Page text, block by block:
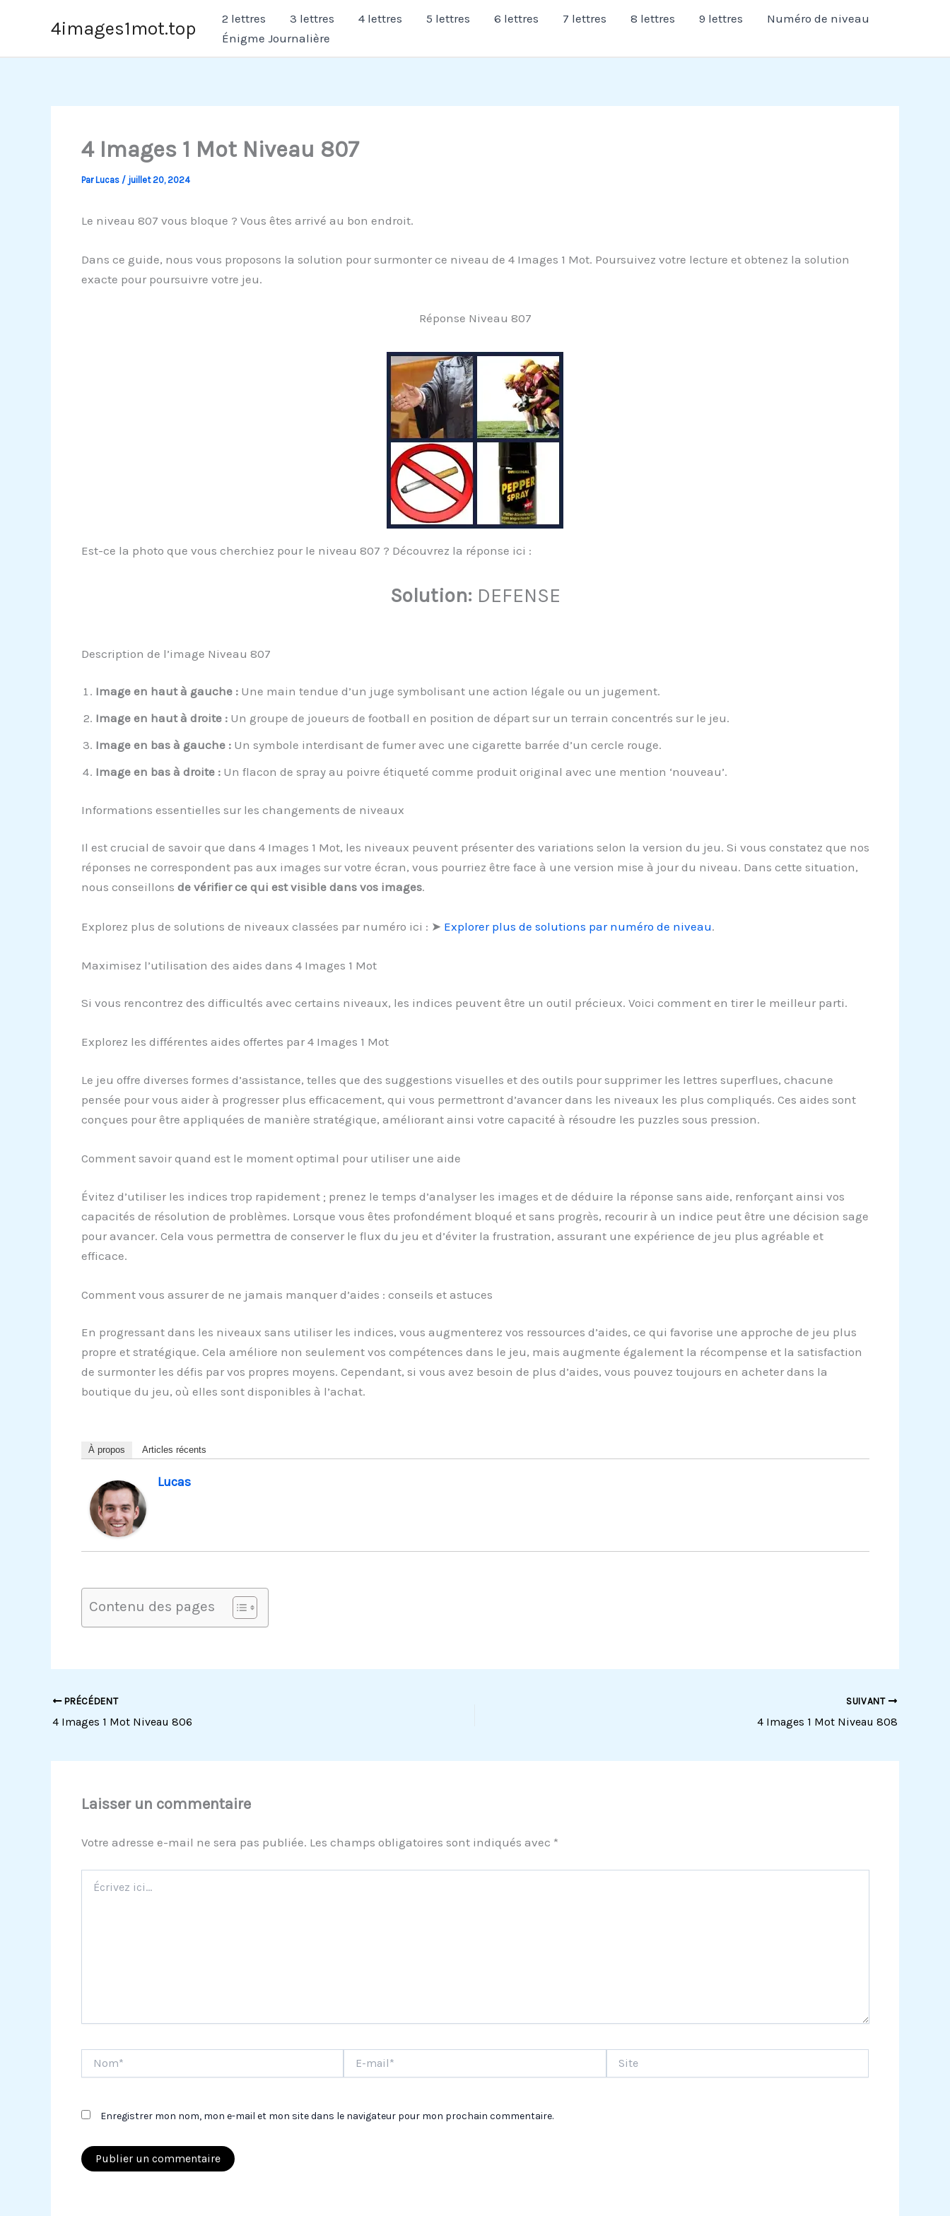
4images1mot.top 2 lettres 3 lettres 4 lettres 5 lettres 6 lettres 7 lettres 8 lettres 9 lettres
Numéro de niveau
Énigme Journalière
4 Images 1 Mot Niveau 807
ParLucas / juillet 20, 2024
Le niveau 807 vous bloque ? Vous êtes arrivé au bon endroit.
Dans ce guide, nous vous proposons la solution pour surmonter ce niveau de 4 Images 1 Mot. Poursuivez votre lecture et obtenez la solution
exacte pour poursuivre votre jeu.
Réponse Niveau 807
Est-ce la photo que vous cherchiez pour le niveau 807 ? Découvrez la réponse ici :
Solution: DEFENSE
Description de l’image Niveau 807
Image en haut à gauche :Une main tendue d’un juge symbolisant une action légale ou un jugement.
Image en haut à droite :Un groupe de joueurs de football en position de départ sur un terrain concentrés sur le jeu.
Image en bas à gauche :Un symbole interdisant de fumer avec une cigarette barrée d’un cercle rouge.
Image en bas à droite :Un flacon de spray au poivre étiqueté comme produit original avec une mention ‘nouveau’.
Informations essentielles sur les changements de niveaux
Il est crucial de savoir que dans 4 Images 1 Mot, les niveaux peuvent présenter des variations selon la version du jeu. Si vous constatez que nos
réponses ne correspondent pas aux images sur votre écran, vous pourriez être face à une version mise à jour du niveau. Dans cette situation,
nous conseillons de vérifier ce qui est visible dans vos images.
Explorez plus de solutions de niveaux classées par numéro ici : ➤ Explorer plus de solutions par numéro de niveau.
Maximisez l’utilisation des aides dans 4 Images 1 Mot
Si vous rencontrez des difficultés avec certains niveaux, les indices peuvent être un outil précieux. Voici comment en tirer le meilleur parti.
Explorez les différentes aides offertes par 4 Images 1 Mot
Le jeu offre diverses formes d’assistance, telles que des suggestions visuelles et des outils pour supprimer les lettres superflues, chacune
pensée pour vous aider à progresser plus efficacement, qui vous permettront d’avancer dans les niveaux les plus compliqués. Ces aides sont
conçues pour être appliquées de manière stratégique, améliorant ainsi votre capacité à résoudre les puzzles sous pression.
Comment savoir quand est le moment optimal pour utiliser une aide
Évitez d’utiliser les indices trop rapidement ; prenez le temps d’analyser les images et de déduire la réponse sans aide, renforçant ainsi vos
capacités de résolution de problèmes. Lorsque vous êtes profondément bloqué et sans progrès, recourir à un indice peut être une décision sage
pour avancer. Cela vous permettra de conserver le flux du jeu et d’éviter la frustration, assurant une expérience de jeu plus agréable et
efficace.
Comment vous assurer de ne jamais manquer d’aides : conseils et astuces
En progressant dans les niveaux sans utiliser les indices, vous augmenterez vos ressources d’aides, ce qui favorise une approche de jeu plus
propre et stratégique. Cela améliore non seulement vos compétences dans le jeu, mais augmente également la récompense et la satisfaction
de surmonter les défis par vos propres moyens. Cependant, si vous avez besoin de plus d’aides, vous pouvez toujours en acheter dans la
boutique du jeu, où elles sont disponibles à l’achat.
À propos Articles récents
Lucas
Contenu des pages
PRÉCÉDENT
4 Images 1 Mot Niveau 806
SUIVANT
4 Images 1 Mot Niveau 808
Laisser un commentaire
Votre adresse e-mail ne sera pas publiée. Les champs obligatoires sont indiqués avec *
ici…
mail*
Enregistrer mon nom, mon e-mail et mon site dans le navigateur pour mon prochain commentaire.